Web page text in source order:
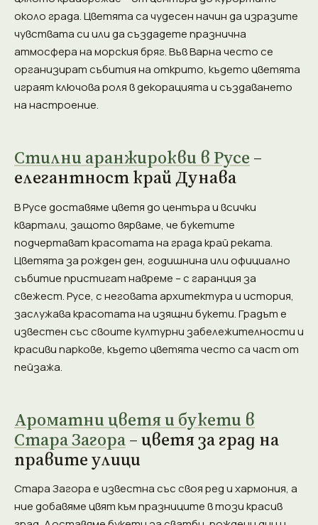
около града. Цветята са чудесен начин да изразите
чувствата си или да създадете празнична
атмосфера на морския бряг. Във Варна често се
организират събития на открито, където цветята
играят ключова роля в декорацията и създаването
на настроение.
Стилни аранжирокви в Русе –
елегантност край Дунава
В Русе доставяме цветя до центъра и всички
квартали, защото вярваме, че букетите
подчертават красотата на града край реката.
Цветята за рожден ден, годишнина или официално
събитие пристигат навреме – с гаранция за
свежест. Русе, с неговата архитектура и история,
заслужава красотата на изящни букети. Градът е
известен със своите културни забележителности и
красиви паркове, където цветята често са част от
пейзажа.
Ароматни цветя и букети в
Стара Загора– цветя за град на
правите улици
Стара Загора е известна със своя ред и хармония, а
ние добавяме цвят към празниците в този красив